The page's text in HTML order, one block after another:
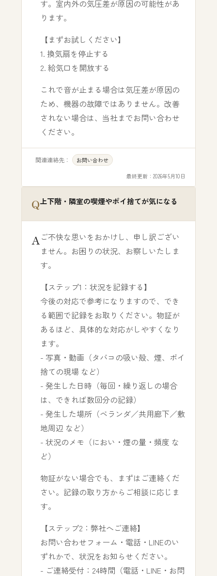
す。室内外の気圧差が原因の可能性があ
ります。
【まずお試しください】
1. 換気扇を停止する
2. 給気口を開放する
これで音が止まる場合は気圧差が原因の
ため、機器の故障ではありません。改善
されない場合は、当社までお問い合わせ
ください。
関連連絡先： お問い合わせ
最終更新： 2026年5月10日
上下階・隣室の喫煙やポイ捨てが気になる
ご不快な思いをおかけし、申し訳ござい
ません。お困りの状況、お察しいたしま
す。
【ステップ1：状況を記録する】
今後の対応で参考になりますので、でき
る範囲で記録をお取りください。物証が
あるほど、具体的な対応がしやすくなり
ます。
- 写真・動画（タバコの吸い殻、煙、ポイ
捨ての現場 など）
- 発生した日時（毎回・繰り返しの場合
は、できれば数回分の記録）
- 発生した場所（ベランダ／共用廊下／敷
地周辺 など）
- 状況のメモ（におい・煙の量・頻度 な
ど）
物証がない場合でも、まずはご連絡くだ
さい。記録の取り方からご相談に応じま
す。
【ステップ2：弊社へご連絡】
お問い合わせフォーム・電話・LINEのい
ずれかで、状況をお知らせください。
- ご連絡受付：24時間（電話・LINE・お問